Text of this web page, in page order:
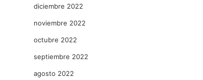
diciembre 2022
noviembre 2022
octubre 2022
septiembre 2022
agosto 2022